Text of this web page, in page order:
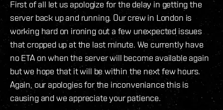
First of all let us apologize for the delay in getting the
server back up and running. Our crew in London is
working hard on ironing out a few unexpected issues
that cropped up at the last minute. We currently have
no ETA on when the server will become available again
but we hope that it will be within the next few hours.
Again, our apologies for the inconveniance this is
causing and we appreciate your patience.